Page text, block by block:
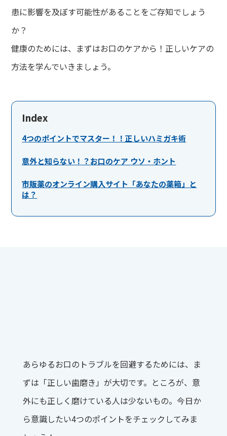
患に影響を及ぼす可能性があることをご存知でしょう
か？
健康のためには、まずはお口のケアから！正しいケアの
方法を学んでいきましょう。
Index
4つのポイントでマスター！！正しいハミガキ術
意外と知らない！？お口のケア ウソ・ホント
市販薬のオンライン購入サイト「あなたの薬箱」と
は？
あらゆるお口のトラブルを回避するためには、ま
ずは「正しい歯磨き」が大切です。ところが、意
外にも正しく磨けている人は少ないもの。今日か
ら意識したい4つのポイントをチェックしてみま